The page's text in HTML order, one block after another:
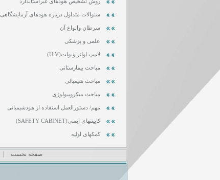
روش تشخیص هودهای غیراستاندارد
سئوالات متداول درباره هودهای آزمایشگاهی
سرطان وانواع آن
علمی و پزشکی
لامپ اولتراویولت(U.V)
مباحث بیمارستانی
مباحث شیمیائی
مباحث میکروبیولوژی
مهم/ دستورالعمل استفاده از هودشیمیائی
کابینتهای ایمنی(SAFETY CABINET)
کمکهای اولیه
صفحه نخست